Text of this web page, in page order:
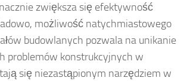
zwiększa się efektywność
możliwość natychmiastowego
budowlanych pozwala na unikanie
problemów konstrukcyjnych w
się niezastąpionym narzędziem w